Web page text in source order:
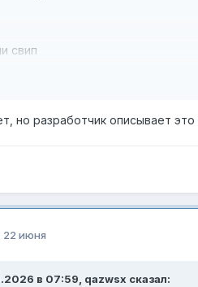
свип
сил оф блуд. А тут от чего ?
но разработчик описывает
22 июня
в 07:59, qazwsx сказал: